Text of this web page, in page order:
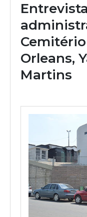
Orleans,
Martins